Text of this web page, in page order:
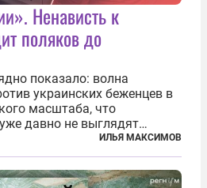
Ненависть к
поляков до
показало: волна
украинских беженцев в
масштаба, что
давно не выглядят
судя по происходящему,
от ненависти к
и каждый новый случай
ИЛЬЯ МАКСИМОВ